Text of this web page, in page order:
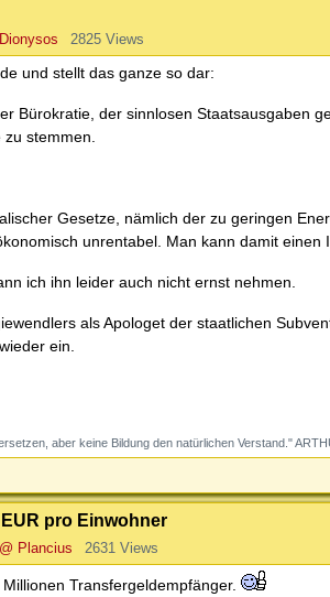
2825 Views
und stellt das ganze so dar:
Bürokratie, der sinnlosen Staatsausgaben
stemmen.
Gesetze, nämlich der zu geringen
unrentabel. Man kann damit einen
ich ihn leider auch nicht ernst nehmen.
als Apologet der staatlichen
ein.
aber keine Bildung den natürlichen Verstand."
pro Einwohner
@ Plancius 2631 Views
Transfergeldempfänger.